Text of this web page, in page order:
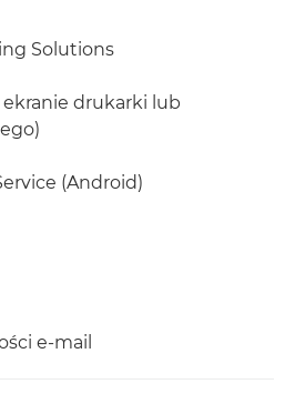
Solutions
ekranie drukarki lub
(Android)
e-mail